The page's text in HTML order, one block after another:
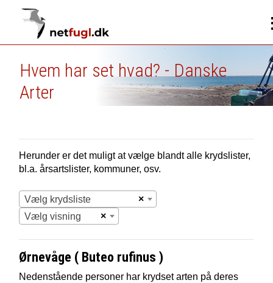
Hvem har set hvad? - Danske
Arter
Herunder er det muligt at vælge blandt alle krydslister,
bl.a. årsartslister, kommuner, osv.
×
Vælg krydsliste
×
Vælg visning
Ørnevåge ( Buteo rufinus )
Nedenstående personer har krydset arten på deres